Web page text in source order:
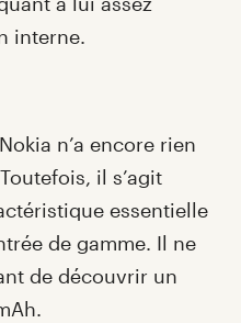
interne.
n’a encore rien
il s’agit
essentielle
de gamme. Il ne
de découvrir un